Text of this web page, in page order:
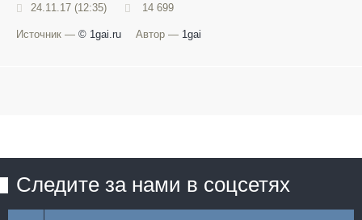
24.11.17 (12:35) 14 699
Источник — © 1gai.ru Автор — 1gai
Следите за нами в соцсетях